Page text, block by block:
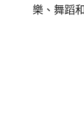
樂、舞蹈